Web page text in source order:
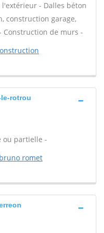
- Dalles béton
construction garage,
Construction de murs -
rotrou
ou partielle -
romet